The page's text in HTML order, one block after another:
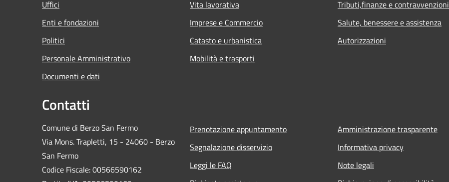
Uffici
Enti e fondazioni
Politici
Personale Amministrativo
Documenti e dati
Vita lavorativa
Imprese e Commercio
Catasto e urbanistica
Mobilità e trasporti
Tributi,finanze e contravvenzioni
Salute, benessere e assistenza
Autorizzazioni
Contatti
Comune di Berzo San Fermo
Via Mons. Trapletti, 15 - 24060 - Berzo
San Fermo
Codice Fiscale: 00566590162
Prenotazione appuntamento
Segnalazione disservizio
Leggi le FAQ
Amministrazione trasparente
Informativa privacy
Note legali